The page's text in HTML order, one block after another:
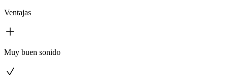
Ventajas
Muy buen sonido